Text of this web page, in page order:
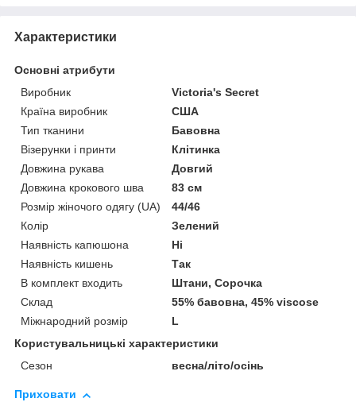
Характеристики
Основні атрибути
Виробник
Victoria's Secret
Країна виробник
США
Тип тканини
Бавовна
Візерунки і принти
Клітинка
Довжина рукава
Довгий
Довжина крокового шва
83 см
Розмір жіночого одягу (UA)
44/46
Колір
Зелений
Наявність капюшона
Ні
Наявність кишень
Так
В комплект входить
Штани, Сорочка
Склад
55% бавовна, 45% viscose
Міжнародний розмір
L
Користувальницькі характеристики
Сезон
весна/літо/осінь
Приховати